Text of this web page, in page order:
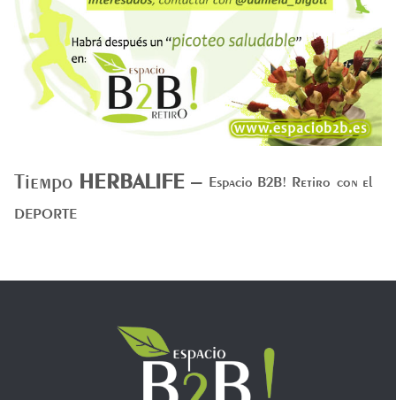
Tiempo HERBALIFE – Espacio B2B! Retiro con el
DEPORTE